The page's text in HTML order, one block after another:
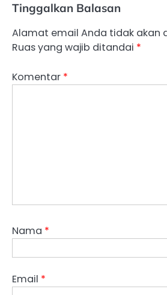
Tinggalkan Balasan
Alamat email Anda tidak akan
Ruas yang wajib ditandai *
Komentar *
Nama *
Email *